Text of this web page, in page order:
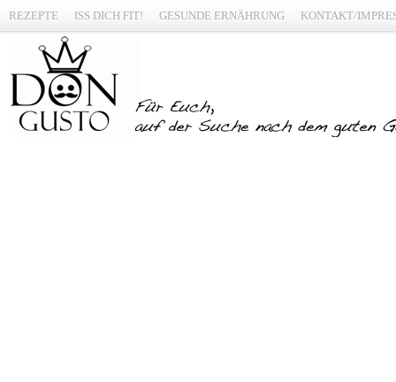
REZEPTE ISS DICH FIT! GESUNDE ERNÄHRUNG KONTAKT/